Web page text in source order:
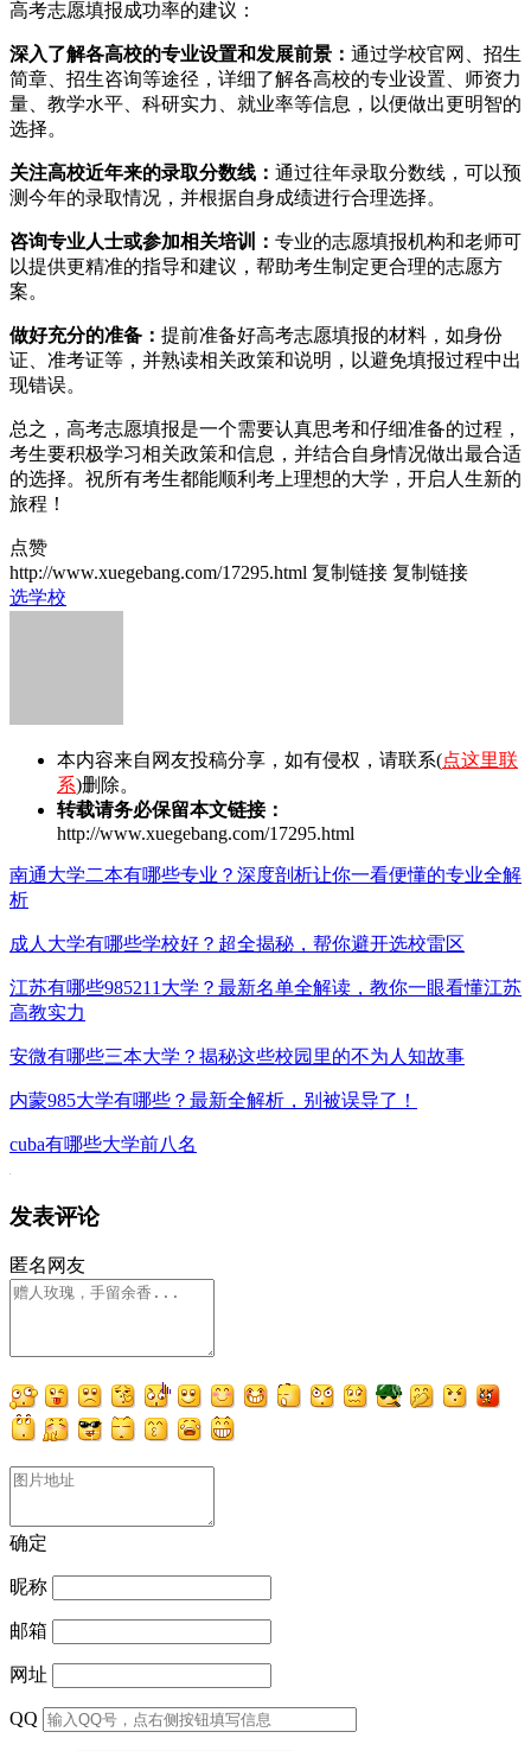
高考志愿填报成功率的建议：
深入了解各高校的专业设置和发展前景： 通过学校官网、招生
简章、招生咨询等途径，详细了解各高校的专业设置、师资力
量、教学水平、科研实力、就业率等信息，以便做出更明智的
选择。
关注高校近年来的录取分数线： 通过往年录取分数线，可以预
测今年的录取情况，并根据自身成绩进行合理选择。
咨询专业人士或参加相关培训： 专业的志愿填报机构和老师可
以提供更精准的指导和建议，帮助考生制定更合理的志愿方
案。
做好充分的准备： 提前准备好高考志愿填报的材料，如身份
证、准考证等，并熟读相关政策和说明，以避免填报过程中出
现错误。
总之，高考志愿填报是一个需要认真思考和仔细准备的过程，
考生要积极学习相关政策和信息，并结合自身情况做出最合适
的选择。祝所有考生都能顺利考上理想的大学，开启人生新的
旅程！
点赞
http://www.xuegebang.com/17295.html 复制链接 复制链接
选学校
本内容来自网友投稿分享，如有侵权，请联系(点这里联
系)删除。
转载请务必保留本文链接：
http://www.xuegebang.com/17295.html
南通大学二本有哪些专业？深度剖析让你一看便懂的专业全解
析
成人大学有哪些学校好？超全揭秘，帮你避开选校雷区
江苏有哪些985211大学？最新名单全解读，教你一眼看懂江苏
高教实力
安微有哪些三本大学？揭秘这些校园里的不为人知故事
内蒙985大学有哪些？最新全解析，别被误导了！
cuba有哪些大学前八名
发表评论
匿名网友
确定
昵称
邮箱
网址
QQ